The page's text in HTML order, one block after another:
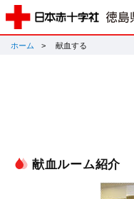
ホーム 献血する
献血ルーム紹介